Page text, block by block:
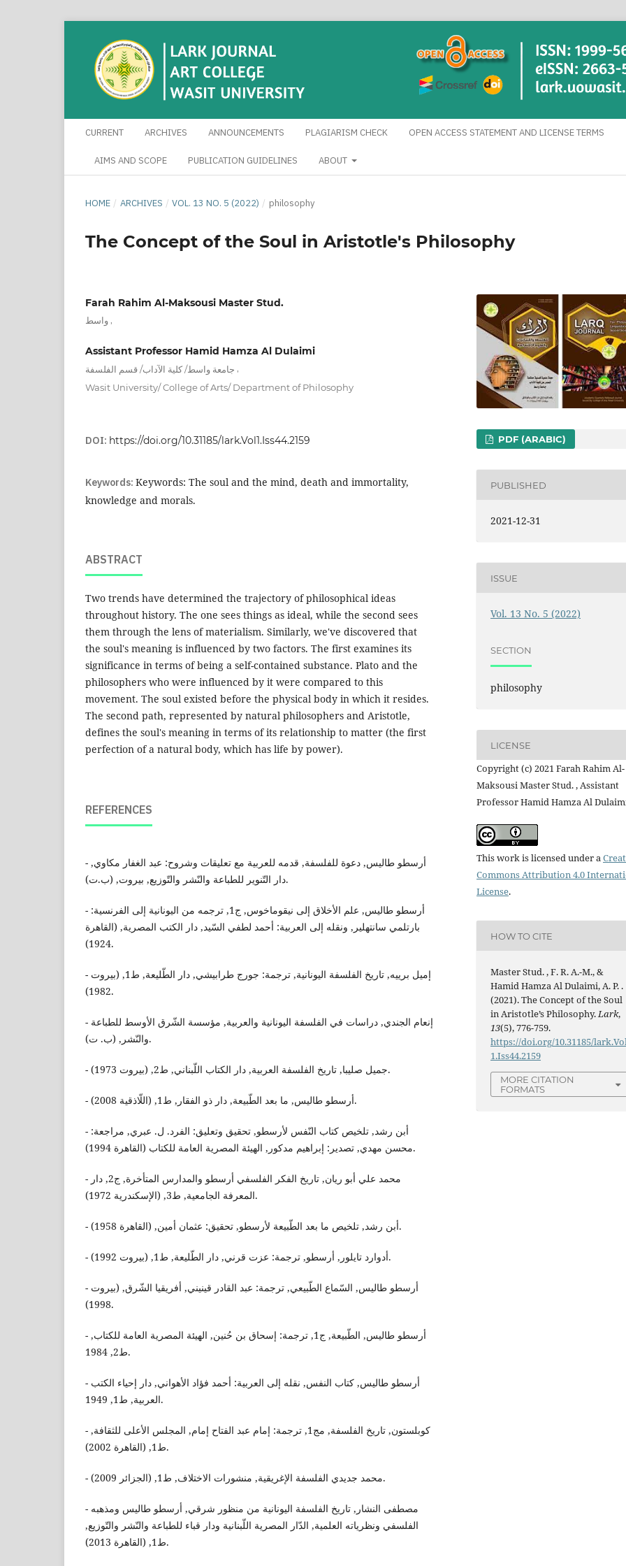
CURRENT ARCHIVES ANNOUNCEMENTS PLAGIARISM CHECK OPEN ACCESS STATEMENT AND LICENSE TERMS
AIMS AND SCOPE PUBLICATION GUIDELINES ABOUT
HOME / ARCHIVES / VOL. 13 NO. 5 (2022) / philosophy
The Concept of the Soul in Aristotle's Philosophy
Farah Rahim Al-Maksousi Master Stud.
واسط
Assistant Professor Hamid Hamza Al Dulaimi
جامعة واسط/ كلية الآداب/ قسم الفلسفة ,
Wasit University/ College of Arts/ Department of Philosophy
DOI: https://doi.org/10.31185/lark.Vol1.Iss44.2159
Keywords: Keywords: The soul and the mind, death and immortality,
knowledge and morals.
ABSTRACT
Two trends have determined the trajectory of philosophical ideas
throughout history. The one sees things as ideal, while the second sees
them through the lens of materialism. Similarly, we've discovered that
the soul's meaning is influenced by two factors. The first examines its
significance in terms of being a self-contained substance. Plato and the
philosophers who were influenced by it were compared to this
movement. The soul existed before the physical body in which it resides.
The second path, represented by natural philosophers and Aristotle,
defines the soul's meaning in terms of its relationship to matter (the first
perfection of a natural body, which has life by power).
REFERENCES
- أرسطو طاليس, دعوة للفلسفة, قدمه للعربية مع تعليقات وشروح: عبد الغفار مكاوي,
دار التّنوير للطباعة والنّشر والتّوزيع, بيروت, (ب.ت).
- أرسطو طاليس, علم الأخلاق إلى نيقوماخوس, ج1, ترجمه من اليونانية إلى الفرنسية:
بارتلمي سانتهلير, ونقله إلى العربية: أحمد لطفي السّيد, دار الكتب المصرية, (القاهرة
1924).
- إميل برييه, تاريخ الفلسفة اليونانية, ترجمة: جورج طرابيشي, دار الطّليعة, ط1, (بيروت
1982).
- إنعام الجندي, دراسات في الفلسفة اليونانية والعربية, مؤسسة الشّرق الأوسط للطباعة
والنّشر, (ب. ت).
- جميل صليبا, تاريخ الفلسفة العربية, دار الكتاب اللّبناني, ط2, (بيروت 1973).
- أرسطو طاليس, ما بعد الطّبيعة, دار ذو الفقار, ط1, (اللّاذقية 2008).
- أبن رشد, تلخيص كتاب النّفس لأرسطو, تحقيق وتعليق: الفرد. ل. عبري, مراجعة:
محسن مهدي, تصدير: إبراهيم مدكور, الهيئة المصرية العامة للكتاب (القاهرة 1994).
- محمد علي أبو ريان, تاريخ الفكر الفلسفي أرسطو والمدارس المتأخرة, ج2, دار
المعرفة الجامعية, ط3, (الإسكندرية 1972).
- أبن رشد, تلخيص ما بعد الطّبيعة لأرسطو, تحقيق: عثمان أمين, (القاهرة 1958).
- أدوارد تايلور, أرسطو, ترجمة: عزت قرني, دار الطّليعة, ط1, (بيروت 1992).
- أرسطو طاليس, السّماع الطّبيعي, ترجمة: عبد القادر قينيني, أفريقيا الشّرق, (بيروت
1998).
- أرسطو طاليس, الطّبيعة, ج1, ترجمة: إسحاق بن حُنين, الهيئة المصرية العامة للكتاب,
ط2, 1984.
- أرسطو طاليس, كتاب النفس, نقله إلى العربية: أحمد فؤاد الأهواني, دار إحياء الكتب
العربية, ط1, 1949.
- كوبلستون, تاريخ الفلسفة, مج1, ترجمة: إمام عبد الفتاح إمام, المجلس الأعلى للثقافة,
ط1, (القاهرة 2002).
- محمد جديدي الفلسفة الإغريقية, منشورات الاختلاف, ط1, (الجزائر 2009).
- مصطفى النشار, تاريخ الفلسفة اليونانية من منظور شرقي, أرسطو طاليس ومذهبه
الفلسفي ونظرياته العلمية, الدّار المصرية اللّبنانية ودار قباء للطباعة والنّشر والتّوزيع,
ط1, (القاهرة 2013).
PDF (ARABIC)
PUBLISHED
2021-12-31
ISSUE
Vol. 13 No. 5 (2022)
SECTION
philosophy
LICENSE
Copyright (c) 2021 Farah Rahim Al-
Maksousi Master Stud. , Assistant
Professor Hamid Hamza Al
This work is licensed under a
Commons Attribution 4.0
License.
HOW TO CITE
Master Stud. , F. R. A.-M., &
Hamid Hamza Al Dulaimi, A. P. .
(2021). The Concept of the Soul
in Aristotle’s Philosophy.Lark,
13(5), 776-759.
https://doi.org/10.31185/
1.Iss44.2159
MORE CITATION
FORMATS